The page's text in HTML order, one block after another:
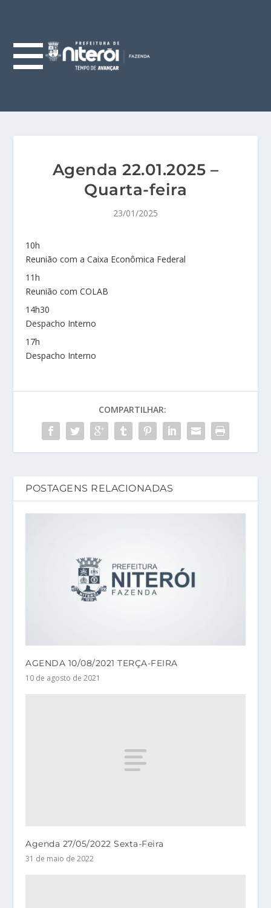
Agenda 22.01.2025 –
Quarta-feira
23/01/2025
10h
Reunião com a Caixa Econômica Federal
11h
Reunião com COLAB
14h30
Despacho Interno
17h
Despacho Interno
COMPARTILHAR:
POSTAGENS RELACIONADAS
AGENDA 10/08/2021 TERÇA-FEIRA
10 de agosto de 2021
Agenda 27/05/2022 Sexta-Feira
31 de maio de 2022